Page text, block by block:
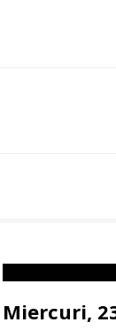
Miercuri,